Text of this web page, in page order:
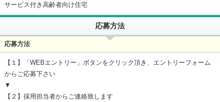
サービス付き高齢者向け住宅
応募方法
応募方法
【１】「WEBエントリー」ボタンをクリック頂き、エントリーフォーム
からご応募下さい
▼
【２】採用担当者からご連絡致します